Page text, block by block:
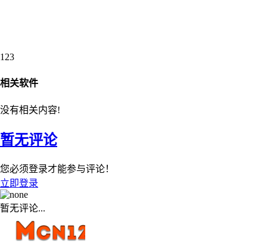
123
相关软件
没有相关内容!
暂无评论
您必须登录才能参与评论！
立即登录
暂无评论...